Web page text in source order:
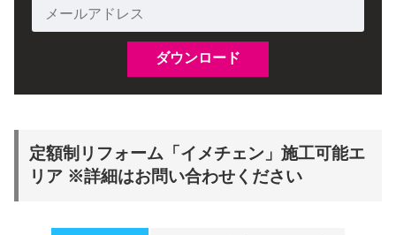
定額制リフォーム「イメチェン」施工可能エ
リア ※詳細はお問い合わせください